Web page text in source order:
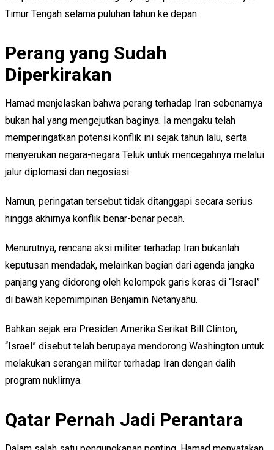
Timur Tengah selama puluhan tahun ke depan.
Perang yang Sudah
Diperkirakan
Hamad menjelaskan bahwa perang terhadap Iran sebenarnya
bukan hal yang mengejutkan baginya. Ia mengaku telah
memperingatkan potensi konflik ini sejak tahun lalu, serta
menyerukan negara-negara Teluk untuk mencegahnya melalui
jalur diplomasi dan negosiasi.
Namun, peringatan tersebut tidak ditanggapi secara serius
hingga akhirnya konflik benar-benar pecah.
Menurutnya, rencana aksi militer terhadap Iran bukanlah
keputusan mendadak, melainkan bagian dari agenda jangka
panjang yang didorong oleh kelompok garis keras di “Israel”
di bawah kepemimpinan Benjamin Netanyahu.
Bahkan sejak era Presiden Amerika Serikat Bill Clinton,
“Israel” disebut telah berupaya mendorong Washington untuk
melakukan serangan militer terhadap Iran dengan dalih
program nuklirnya.
Qatar Pernah Jadi Perantara